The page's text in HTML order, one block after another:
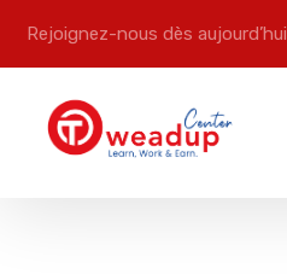
Rejoignez-nous dès aujourd’hui